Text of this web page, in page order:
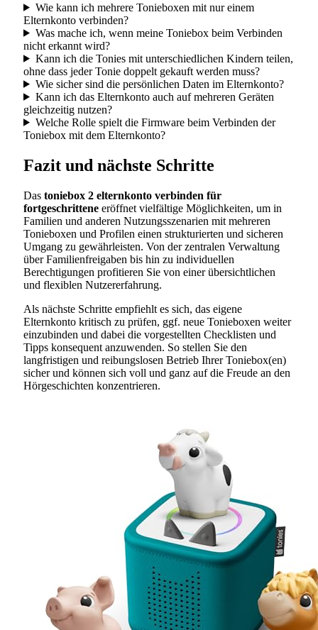
Wie kann ich mehrere Tonieboxen mit nur einem
Elternkonto verbinden?
Was mache ich, wenn meine Toniebox beim Verbinden
nicht erkannt wird?
Kann ich die Tonies mit unterschiedlichen Kindern teilen,
ohne dass jeder Tonie doppelt gekauft werden muss?
Wie sicher sind die persönlichen Daten im Elternkonto?
Kann ich das Elternkonto auch auf mehreren Geräten
gleichzeitig nutzen?
Welche Rolle spielt die Firmware beim Verbinden der
Toniebox mit dem Elternkonto?
Fazit und nächste Schritte
Das toniebox 2 elternkonto verbinden für
fortgeschrittene eröffnet vielfältige Möglichkeiten, um in
Familien und anderen Nutzungsszenarien mit mehreren
Tonieboxen und Profilen einen strukturierten und sicheren
Umgang zu gewährleisten. Von der zentralen Verwaltung
über Familienfreigaben bis hin zu individuellen
Berechtigungen profitieren Sie von einer übersichtlichen
und flexiblen Nutzererfahrung.
Als nächste Schritte empfiehlt es sich, das eigene
Elternkonto kritisch zu prüfen, ggf. neue Tonieboxen weiter
einzubinden und dabei die vorgestellten Checklisten und
Tipps konsequent anzuwenden. So stellen Sie den
langfristigen und reibungslosen Betrieb Ihrer Toniebox(en)
sicher und können sich voll und ganz auf die Freude an den
Hörgeschichten konzentrieren.